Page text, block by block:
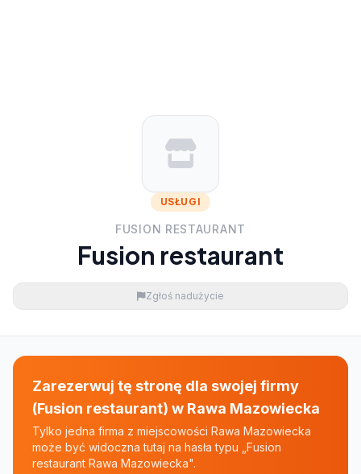
USŁUGI
FUSION RESTAURANT
Fusion restaurant
Zgłoś nadużycie
Zarezerwuj tę stronę dla swojej firmy
(Fusion restaurant) w Rawa Mazowiecka
Tylko jedna firma z miejscowości Rawa Mazowiecka
może być widoczna tutaj na hasła typu „Fusion
restaurant Rawa Mazowiecka".